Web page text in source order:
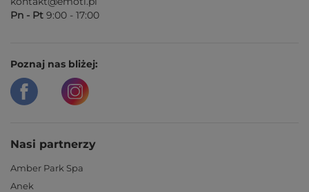
Pn - Pt 9:00 - 17:00
Poznaj nas bliżej:
Nasi partnerzy
Amber Park Spa
Anek